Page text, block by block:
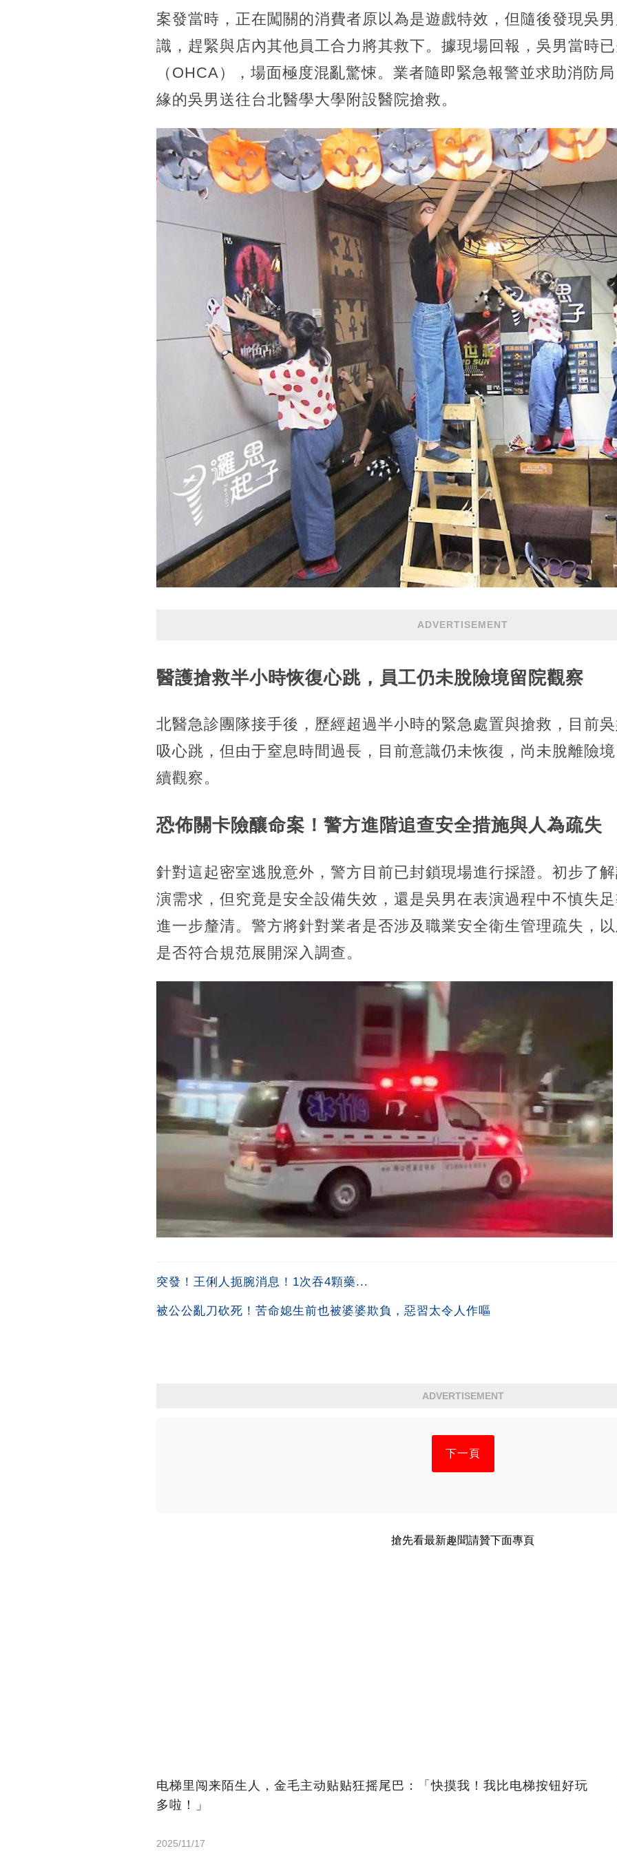
案發當時，正在闖關的消費者原以為是遊戲特效，但隨後發現吳
識，趕緊與店內其他員工合力將其救下。據現場回報，吳男當時
（OHCA），場面極度混亂驚悚。業者隨即緊急報警並求助消防
緣的吳男送往台北醫學大學附設醫院搶救。
ADVERTISEMENT
醫護搶救半小時恢復心跳，員工仍未脫險境留院觀察
北醫急診團隊接手後，歷經超過半小時的緊急處置與搶救，目前
吸心跳，但由于窒息時間過長，目前意識仍未恢復，尚未脫離險
續觀察。
恐佈關卡險釀命案！警方進階追查安全措施與人為疏失
針對這起密室逃脫意外，警方目前已封鎖現場進行採證。初步了
演需求，但究竟是安全設備失效，還是吳男在表演過程中不慎失
進一步釐清。警方將針對業者是否涉及職業安全衛生管理疏失，
是否符合規范展開深入調查。
突發！王俐人扼腕消息！1次吞4顆藥...
被公公亂刀砍死！苦命媳生前也被婆婆欺負，惡習太令人作嘔
ADVERTISEMENT
下一頁
搶先看最新趣聞請贊下面專頁
电梯里闯来陌生人，金毛主动贴贴狂摇尾巴：「快摸我！我比电梯按钮好玩
多啦！」
2025/11/17